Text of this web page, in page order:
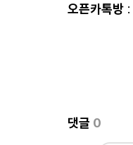
오픈카톡방:
댓글 0